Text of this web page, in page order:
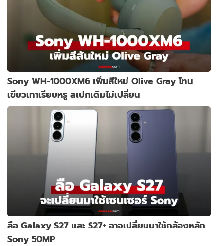
Sony WH-1000XM6 เพิ่มสีใหม่ Olive Gray โทน
เขียวเทาเรียบหรู สเปกเดิมไม่เปลี่ยน
ลือ Galaxy S27 และ S27+ อาจเปลี่ยนมาใช้กล้องหลัก
Sony 50MP